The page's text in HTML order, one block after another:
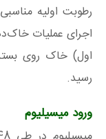
رطوبت اولیه
اول) خاک روی
رسید.
ورود میسیلیوم